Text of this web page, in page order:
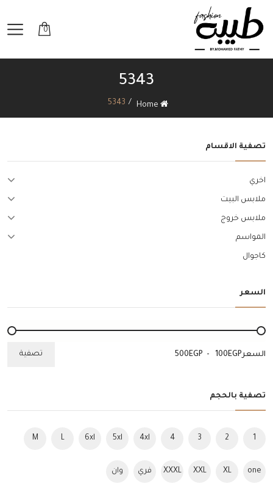
0
5343
5343
تصفية الاقسام
اخري
ملابس البيت
ملابس خروج
المواسم
كاجوال
السعر
السعر EGP
-
EGP تصفية
تصفية بالحجم
1
2
3
4
4xl
5xl
6xl
L
M
one
XL
XXL
XXXL فري وان